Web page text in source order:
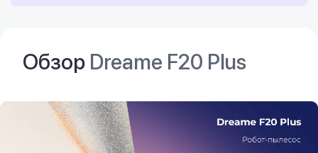
Обзор Dreame F20 Plus